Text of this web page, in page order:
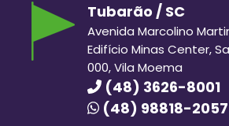
Tubarão / SC
Avenida Marcolino
Edifício Minas Center,
000, Vila Moema
(48) 3626-8001
(48) 98818-2057